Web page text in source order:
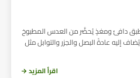
دافئ ومغذٍ يُحضَّر من العدس المطبوخ
إليه عادةً البصل والجزر والتوابل مثل
اقرأ المزيد →